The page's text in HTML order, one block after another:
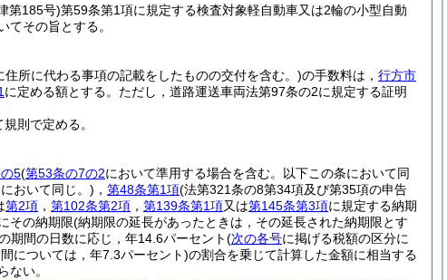
第185号)第59条第1項に規定する検査対象軽自動車又は2輪の小型自動
その旨とする。
所に代わる事項の記載をしたものの交付を含む。)の手数料は， 行方市
に定める額とする。 ただし，道路運送車両法第97条の2に規定する証明
則で定める。
5(第53条の7の2において準用する場合を含む。以下この条において同
おいて同じ。) ， 第48条第1項(法第321条の8第34項及び第35項の申告
第2項 ， 第102条第2項 ， 第139条第1項又は第145条第3項に規定する納期
その納期限(納期限の延長があったときは，その延長された納期限とす
期間の日数に応じ，年14.6パーセント(次の各号に掲げる税額の区分に
については，年7.3パーセント)の割合を乗じて計算した金額に相当する
ない。